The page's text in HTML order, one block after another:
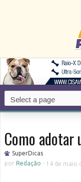
Como
SuperDicas
por Redação - 14 de maio